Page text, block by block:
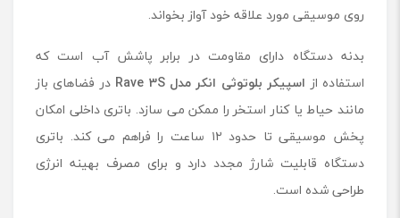
روی موسیقی مورد علاقه خود آواز بخواند.
بدنه دستگاه دارای مقاومت در برابر پاشش آب است که
استفاده از اسپیکر بلوتوثی انکر مدلRave 3S در فضاهای باز
مانند حیاط یا کنار استخر را ممکن می سازد. باتری داخلی امکان
پخش موسیقی تا حدود ۱۲ ساعت را فراهم می کند. باتری
دستگاه قابلیت شارژ مجدد دارد و برای مصرف بهینه انرژی
طراحی شده است.